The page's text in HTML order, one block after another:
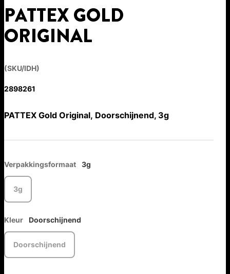
PATTEX GOLD
ORIGINAL
(SKU/IDH)
2898261
PATTEX Gold Original, Doorschijnend, 3g
Verpakkingsformaat 3g
3g
Kleur Doorschijnend
Doorschijnend